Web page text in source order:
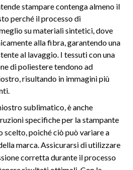
stampare contenga almeno il
perché il processo di
su materiali sintetici, dove
alla fibra, garantendo una
al lavaggio. I tessuti con una
di poliestere tendono ad
risultando in immagini più
sublimatico, è anche
specifiche per la stampante
scelto, poiché ciò può variare a
marca. Assicurarsi di utilizzare
corretta durante il processo